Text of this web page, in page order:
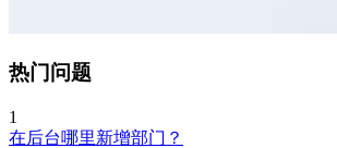
热门问题
1
在后台哪里新增部门？